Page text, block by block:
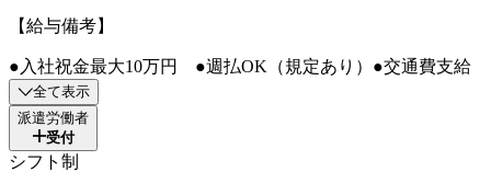
【給与備考】
●入社祝金最大10万円 ●週払OK（規定あり）●交通費支給
全て表示
派遣労働者
受付
シフト制